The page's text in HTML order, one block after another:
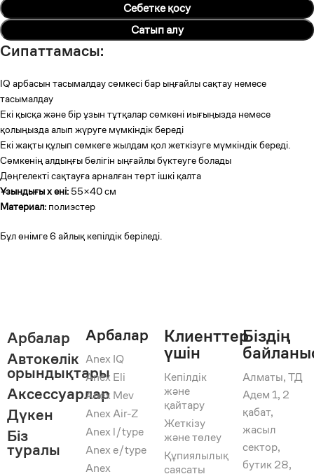
Себетке қосу
Сатып алу
Сипаттамасы:
IQ арбасын тасымалдау сөмкесі бар ыңғайлы сақтау немесе
тасымалдау
Екі қысқа және бір ұзын тұтқалар сөмкені иығыңызда немесе
қолыңызда алып жүруге мүмкіндік береді
Екі жақты құлып сөмкеге жылдам қол жеткізуге мүмкіндік береді.
Сөмкенің алдыңғы бөлігін ыңғайлы бүктеуге болады
Дөңгелекті сақтауға арналған төрт ішкі қалта
Ұзындығы x ені: 55×40 см
Материал: полиэстер
Бұл өнімге 6 айлық кепілдік беріледі.
Арбалар
Автокөлік
орындықтары
Аксессуарлар
Дүкен
Біз
туралы
Арбалар
Anex IQ
Anex Eli
Anex Mev
Anex Air-Z
Anex l/type
Anex e/type
Anex
Клиенттер
үшін
Кепілдік
және
қайтару
Жеткізу
және төлеу
Құпиялылық
саясаты
Біздің
Алматы, ТД
Адем 1, 2
қабат,
жасыл
сектор,
бутик 28,